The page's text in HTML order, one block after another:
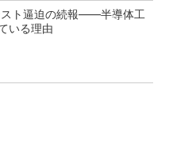
スト逼迫の続報――半導体工
いる理由